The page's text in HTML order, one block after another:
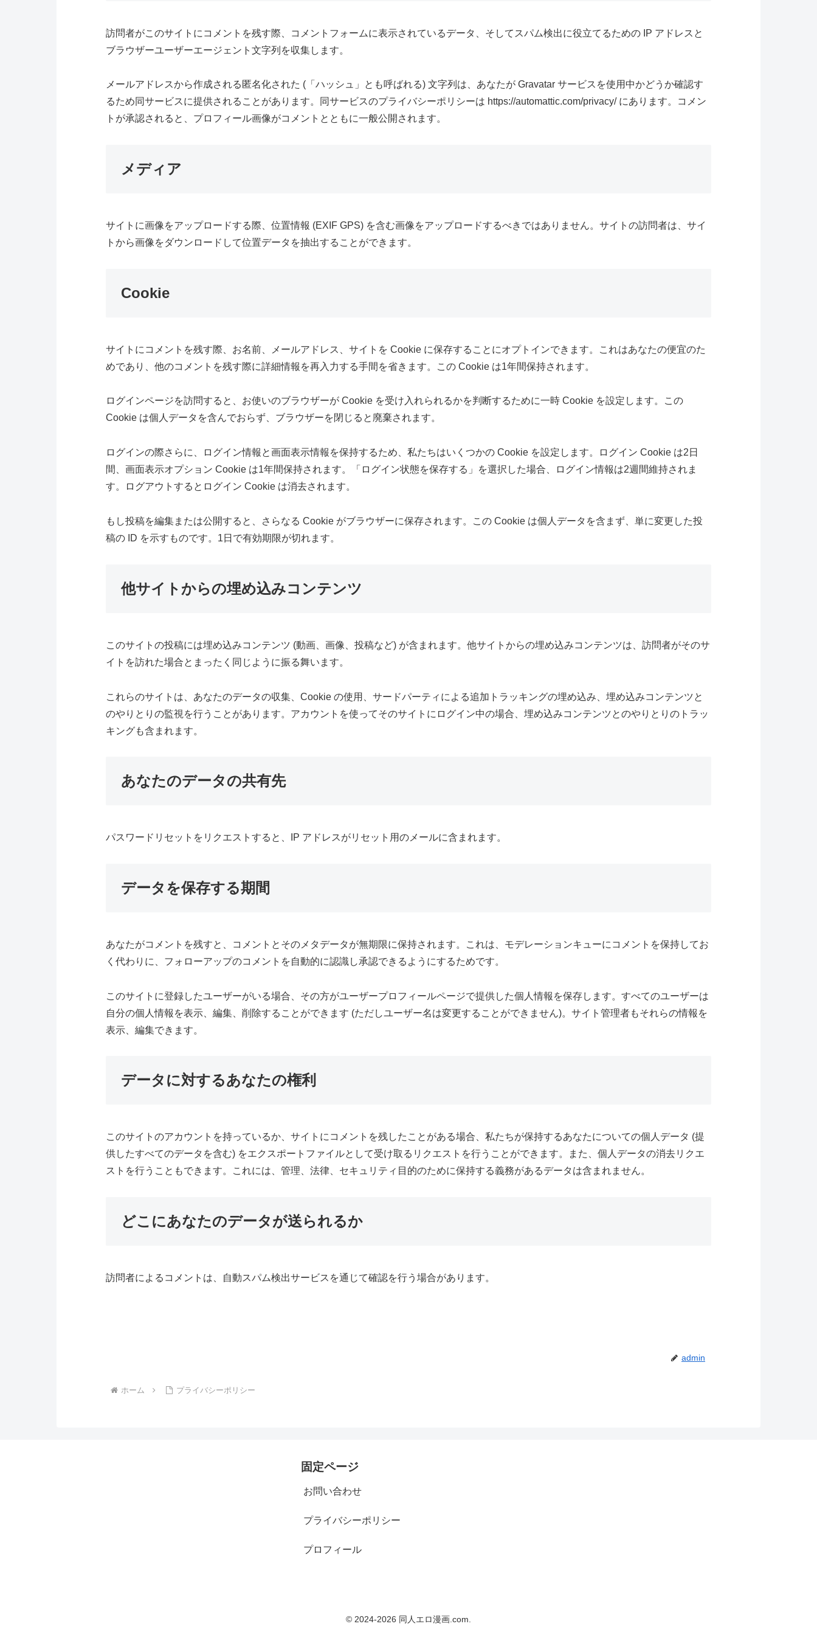
訪問者がこのサイトにコメントを残す際、コメントフォームに表示されているデータ、そしてスパム検出に役立てるための IP アドレスと
ブラウザーユーザーエージェント文字列を収集します。
メールアドレスから作成される匿名化された (「ハッシュ」とも呼ばれる) 文字列は、あなたが Gravatar サービスを使用中かどうか確認す
るため同サービスに提供されることがあります。同サービスのプライバシーポリシーは https://automattic.com/privacy/ にあります。コメン
トが承認されると、プロフィール画像がコメントとともに一般公開されます。
メディア
サイトに画像をアップロードする際、位置情報 (EXIF GPS) を含む画像をアップロードするべきではありません。サイトの訪問者は、サイ
トから画像をダウンロードして位置データを抽出することができます。
Cookie
サイトにコメントを残す際、お名前、メールアドレス、サイトを Cookie に保存することにオプトインできます。これはあなたの便宜のた
めであり、他のコメントを残す際に詳細情報を再入力する手間を省きます。この Cookie は1年間保持されます。
ログインページを訪問すると、お使いのブラウザーが Cookie を受け入れられるかを判断するために一時 Cookie を設定します。この
Cookie は個人データを含んでおらず、ブラウザーを閉じると廃棄されます。
ログインの際さらに、ログイン情報と画面表示情報を保持するため、私たちはいくつかの Cookie を設定します。ログイン Cookie は2日
間、画面表示オプション Cookie は1年間保持されます。「ログイン状態を保存する」を選択した場合、ログイン情報は2週間維持されま
す。ログアウトするとログイン Cookie は消去されます。
もし投稿を編集または公開すると、さらなる Cookie がブラウザーに保存されます。この Cookie は個人データを含まず、単に変更した投
稿の ID を示すものです。1日で有効期限が切れます。
他サイトからの埋め込みコンテンツ
このサイトの投稿には埋め込みコンテンツ (動画、画像、投稿など) が含まれます。他サイトからの埋め込みコンテンツは、訪問者がそのサ
イトを訪れた場合とまったく同じように振る舞います。
これらのサイトは、あなたのデータの収集、Cookie の使用、サードパーティによる追加トラッキングの埋め込み、埋め込みコンテンツと
のやりとりの監視を行うことがあります。アカウントを使ってそのサイトにログイン中の場合、埋め込みコンテンツとのやりとりのトラッ
キングも含まれます。
あなたのデータの共有先
パスワードリセットをリクエストすると、IP アドレスがリセット用のメールに含まれます。
データを保存する期間
あなたがコメントを残すと、コメントとそのメタデータが無期限に保持されます。これは、モデレーションキューにコメントを保持してお
く代わりに、フォローアップのコメントを自動的に認識し承認できるようにするためです。
このサイトに登録したユーザーがいる場合、その方がユーザープロフィールページで提供した個人情報を保存します。すべてのユーザーは
自分の個人情報を表示、編集、削除することができます (ただしユーザー名は変更することができません)。サイト管理者もそれらの情報を
表示、編集できます。
データに対するあなたの権利
このサイトのアカウントを持っているか、サイトにコメントを残したことがある場合、私たちが保持するあなたについての個人データ (提
供したすべてのデータを含む) をエクスポートファイルとして受け取るリクエストを行うことができます。また、個人データの消去リクエ
ストを行うこともできます。これには、管理、法律、セキュリティ目的のために保持する義務があるデータは含まれません。
どこにあなたのデータが送られるか
訪問者によるコメントは、自動スパム検出サービスを通じて確認を行う場合があります。
admin
ホーム プライバシーポリシー
固定ページ
お問い合わせ
プライバシーポリシー
プロフィール
© 2024-2026 同人エロ漫画.com.